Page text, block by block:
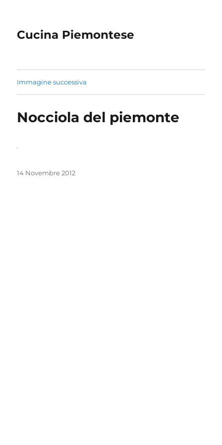
Cucina Piemontese
Immagine successiva
Nocciola del piemonte
Pubblicato
14 Novembre 2012